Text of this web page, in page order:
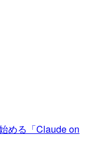
める「Claude on